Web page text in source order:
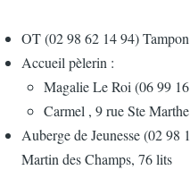
OT (02 98 62 14 94)
Accueil pèlerin :
Magalie Le Roi (06 99
Carmel , 9 rue Ste
Auberge de Jeunesse (02 98
Martin des Champs, 76 lits